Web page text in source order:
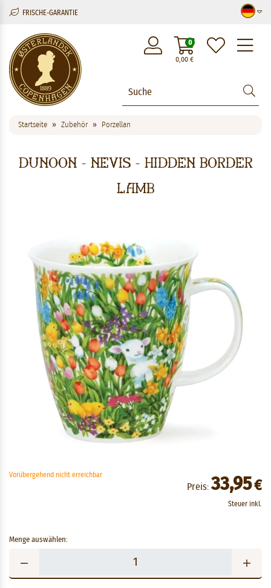
FRISCHE-GARANTIE
0,00€
0
Startseite Zubehör Porzellan
Dunoon - Nevis - Hidden Border
Lamb
Vorübergehend nicht erreichbar
Preis: 33,95€
Steuer inkl.
Menge auswählen: